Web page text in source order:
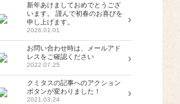
新年あけましておめでとうござ
います。 謹んで初春のお喜びを
申し上げます。
2026.01.01
お問い合わせ時は、メールアド
レスをご確認ください
2022.07.25
クミタスの記事へのアクション
ボタンが変わりました！
2021.03.24